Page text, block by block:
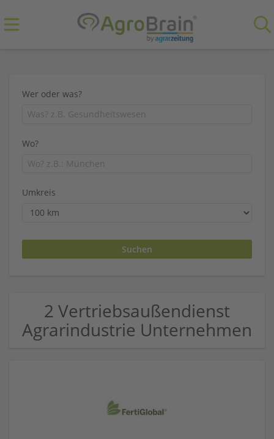
Wer oder was?
Wo?
Umkreis
2 Vertriebsaußendienst
Agrarindustrie Unternehmen